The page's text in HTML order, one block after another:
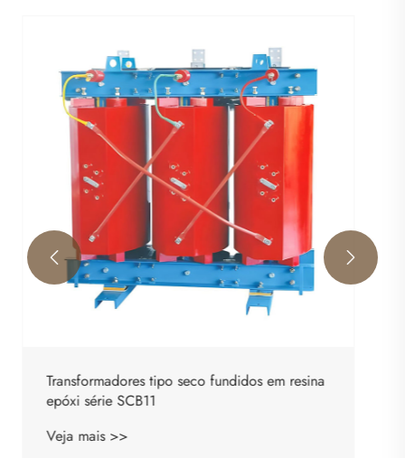
Transformador de tipo seco não encapsulado
ecologicamente correto da série SGB
Veja mais >>
 